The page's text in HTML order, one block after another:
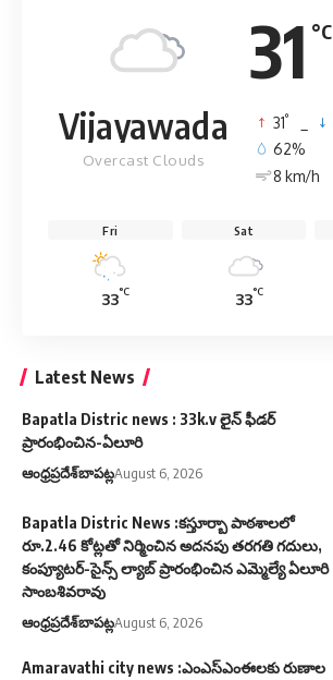
31 °C
Vijayawada
Overcast Clouds
31°
62%
8 km/h
Fri
33°C
Sat
33°C
Latest News
Bapatla Distric news : 33k.v లైన్ ఫీడర్
ప్రారంభించిన-ఏలూరి
ఆంధ్రప్రదేశ్బాపట్లAugust 6, 2026
Bapatla Distric News :కస్తూర్బా పాఠశాలలో
రూ.2.46 కోట్లతో నిర్మించిన అదనపు తరగతి గదులు,
కంప్యూటర్-సైన్స్ ల్యాబ్ ప్రారంభించిన ఎమ్మెల్యే ఏలూరి
సాంబశివరావు
ఆంధ్రప్రదేశ్బాపట్లAugust 6, 2026
Amaravathi city news :ఎంఎస్ఎంఈలకు రుణాల